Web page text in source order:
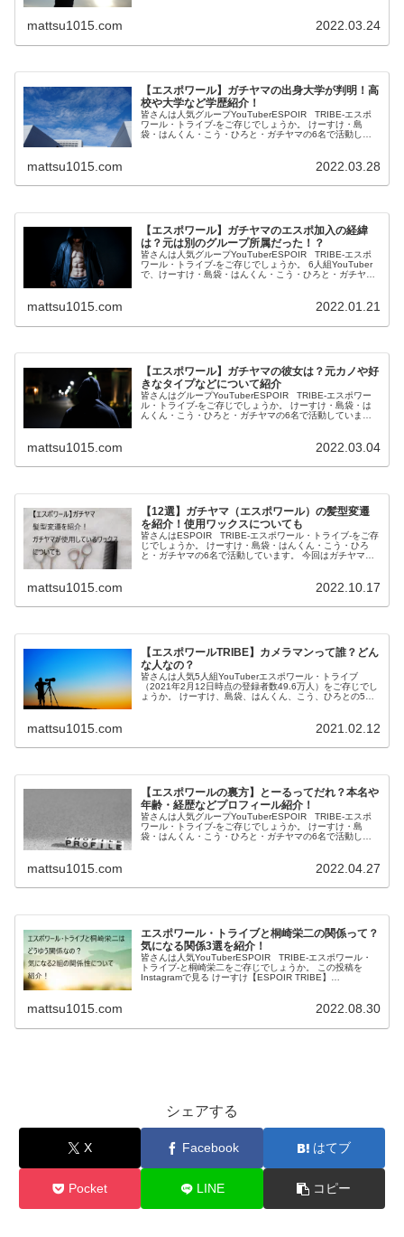
mattsu1015.com 2022.03.24
【エスポワール】ガチヤマの出身大学が判明！高
校や大学など学歴紹介！
皆さんは人気グループYouTuberESPOIR TRIBE-エスポ
ワール・トライブ‐をご存じでしょうか。 けーすけ・島
袋・はんくん・こう・ひろと・ガチヤマの6名で活動して
mattsu1015.com 2022.03.28
【エスポワール】ガチヤマのエスポ加入の経緯
は？元は別のグループ所属だった！？
皆さんは人気グループYouTuberESPOIR TRIBE‐エスポ
ワール・トライブ‐をご存じでしょうか。 6人組YouTuber
で、けーすけ・島袋・はんくん・こう・ひろと・ガチヤマ
mattsu1015.com 2022.01.21
【エスポワール】ガチヤマの彼女は？元カノや好
きなタイプなどについて紹介
皆さんはグループYouTuberESPOIR TRIBE‐エスポワー
ル・トライブ‐をご存じでしょうか。 けーすけ・島袋・は
んくん・こう・ひろと・ガチヤマの6名で活動していま
mattsu1015.com 2022.03.04
【12選】ガチヤマ（エスポワール）の髪型変遷
を紹介！使用ワックスについても
皆さんはESPOIR TRIBE-エスポワール・トライブ-をご存
じでしょうか。 けーすけ・島袋・はんくん・こう・ひろ
と・ガチヤマの6名で活動しています。 今回はガチヤマの
mattsu1015.com 2022.10.17
【エスポワールTRIBE】カメラマンって誰？どん
な人なの？
皆さんは人気5人組YouTuberエスポワール・トライブ
（2021年2月12日時点の登録者数49.6万人）をご存じでし
ょうか。 けーすけ、島袋、はんくん、こう、ひろとの5人
mattsu1015.com 2021.02.12
【エスポワールの裏方】とーるってだれ？本名や
年齢・経歴などプロフィール紹介！
皆さんは人気グループYouTuberESPOIR TRIBE-エスポ
ワール・トライブ-をご存じでしょうか。 けーすけ・島
袋・はんくん・こう・ひろと・ガチヤマの6名で活動して
mattsu1015.com 2022.04.27
エスポワール・トライブと桐崎栄二の関係って？
気になる関係3選を紹介！
皆さんは人気YouTuberESPOIR TRIBE-エスポワール・
トライブ-と桐崎栄二をご存じでしょうか。 この投稿を
Instagramで見る けーすけ【ESPOIR TRIBE】
mattsu1015.com 2022.08.30
シェアする
X Facebook はてブ
Pocket LINE コピー